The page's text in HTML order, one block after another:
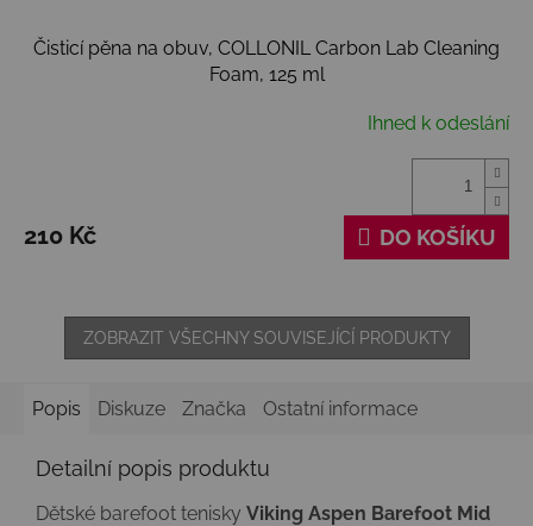
Čisticí pěna na obuv, COLLONIL Carbon Lab Cleaning
Foam, 125 ml
Ihned k odeslání
210 Kč DO KOŠÍKU
ZOBRAZIT VŠECHNY SOUVISEJÍCÍ PRODUKTY
Popis Diskuze Značka Ostatní informace
Detailní popis produktu
Dětské barefoot tenisky Viking Aspen Barefoot Mid